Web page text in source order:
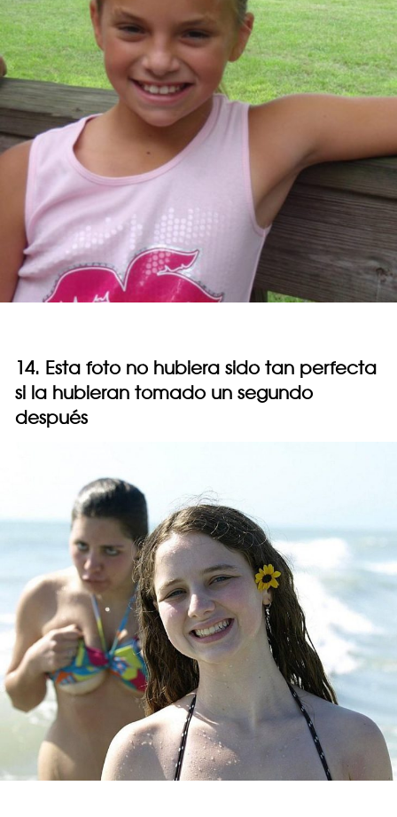
14. Esta foto no hubiera sido tan perfecta
si la hubieran tomado un segundo
después